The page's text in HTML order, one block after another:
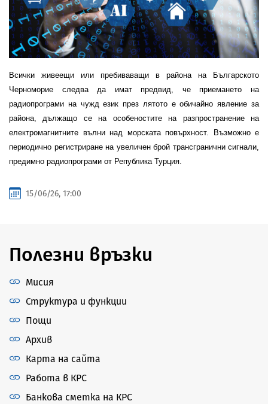
Всички живеещи или пребиваващи в района на Българското
Черноморие следва да имат предвид, че приемането на
радиопрограми на чужд език през лятото е обичайно явление за
района, дължащо се на особеностите на разпространение на
електромагнитните вълни над морската повърхност. Възможно е
периодично регистриране на увеличен брой трансгранични сигнали,
предимно радиопрограми от Република Турция.
15/06/26, 17:00
Полезни връзки
Мисия
Структура и функции
Пощи
Архив
Карта на сайта
Работа в КРС
Банкова сметка на КРС